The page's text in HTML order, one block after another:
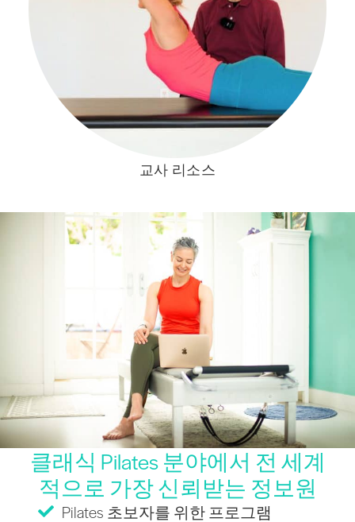
교사 리소스
클래식 Pilates 분야에서 전 세계
적으로 가장 신뢰받는 정보원
Pilates 초보자를 위한 프로그램